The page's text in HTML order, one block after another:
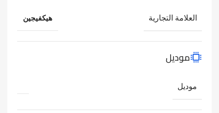
العلامة التجارية هيكفيجين
موديل
موديل